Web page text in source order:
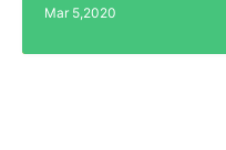
Mar 5,2020